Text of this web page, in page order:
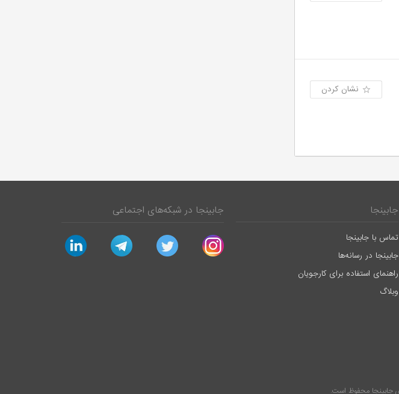
نشان کردن
جابینجا
تماس با جابینجا
جابینجا در رسانه‌ها
راهنمای استفاده برای کارجویان
وبلاگ
جابینجا در شبکه‌های اجتماعی
instagram
twitter
telegram
linkedin